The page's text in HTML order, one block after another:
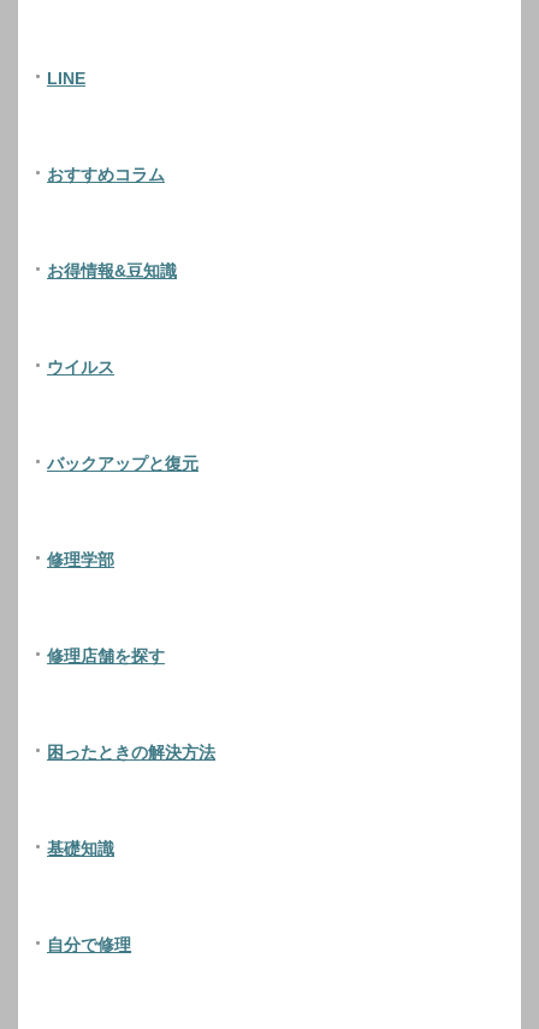
LINE
おすすめコラム
お得情報&豆知識
ウイルス
バックアップと復元
修理学部
修理店舗を探す
困ったときの解決方法
基礎知識
自分で修理